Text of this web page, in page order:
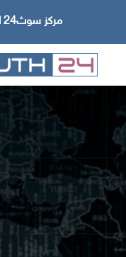
مركز سوث24 للأخبار والدراسات